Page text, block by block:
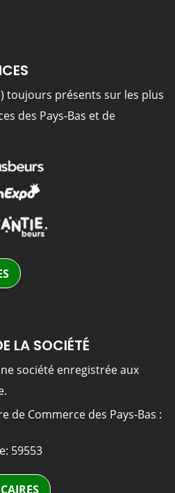
toujours présents sur les plus
des Pays-Bas et de
LA SOCIÉTÉ
société enregistrée aux
de Commerce des Pays-Bas :
59553